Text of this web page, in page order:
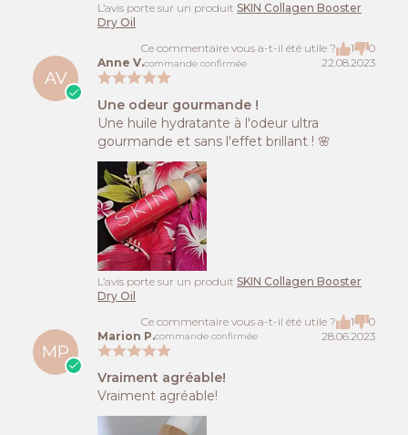
L’avis porte sur un produit SKIN Collagen Booster
Dry Oil
Ce commentaire vous a-t-il été utile ?
1 0
AV
Anne V.commande confirmée 22.08.2023
Une odeur gourmande !
Une huile hydratante à l'odeur ultra
gourmande et sans l'effet brillant ! 🌸
L’avis porte sur un produit SKIN Collagen Booster
Dry Oil
Ce commentaire vous a-t-il été utile ?
1 0
MP
Marion P.commande confirmée 28.06.2023
Vraiment agréable!
Vraiment agréable!